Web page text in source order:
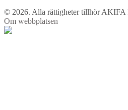
© 2026. Alla rättigheter tillhör AKIFA
Om webbplatsen